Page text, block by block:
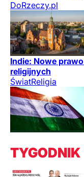
DoRzeczy.pl
Indie: Nowe
religijnych
ŚwiatReligia
TYGODNIK